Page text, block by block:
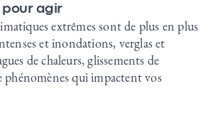
pour agir
extrêmes sont de plus en plus
et inondations, verglas et
de chaleurs, glissements de
qui impactent vos